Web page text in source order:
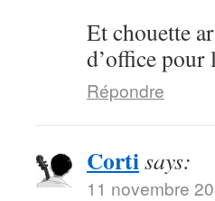
Et chouette
d’office pour
Répondre
Cortisays:
11 novembre